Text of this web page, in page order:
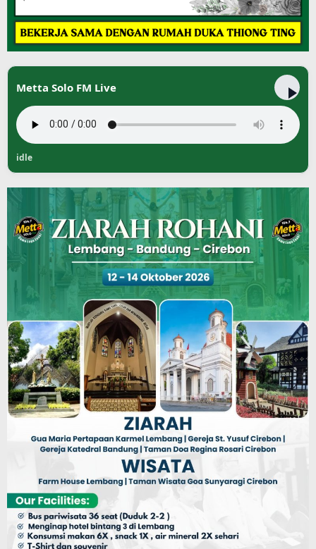
Metta Solo FM Live
idle